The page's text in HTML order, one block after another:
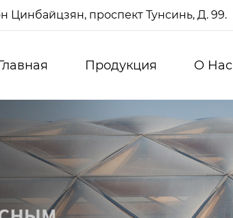
Цинбайцзян, проспект Тунсинь, Д. 99.
Продукция О Нас